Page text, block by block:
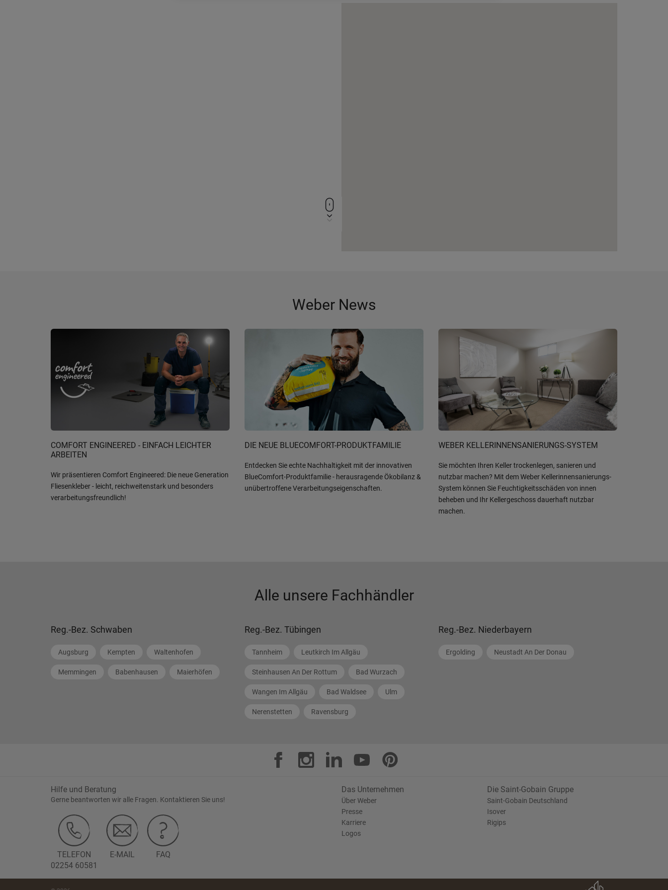
Weber News
COMFORT ENGINEERED - EINFACH LEICHTER
ARBEITEN
Wir präsentieren Comfort Engineered: Die neue Generation
Fliesenkleber - leicht, reichweitenstark und besonders
verarbeitungsfreundlich!
DIE NEUE BLUECOMFORT-PRODUKTFAMILIE
Entdecken Sie echte Nachhaltigkeit mit der innovativen
BlueComfort-Produktfamilie - herausragende Ökobilanz &
unübertroffene Verarbeitungseigenschaften.
WEBER KELLERINNENSANIERUNGS-SYSTEM
Sie möchten Ihren Keller trockenlegen, sanieren und
nutzbar machen? Mit dem Weber Kellerinnensanierungs-
System können Sie Feuchtigkeitsschäden von innen
beheben und Ihr Kellergeschoss dauerhaft nutzbar
machen.
Alle unsere Fachhändler
Reg.-Bez. Schwaben
Augsburg Kempten Waltenhofen
Memmingen Babenhausen Maierhöfen
Reg.-Bez. Tübingen
Tannheim Leutkirch Im Allgäu
Steinhausen An Der Rottum Bad Wurzach
Wangen Im Allgäu Bad Waldsee Ulm
Nerenstetten Ravensburg
Reg.-Bez. Niederbayern
Ergolding Neustadt An Der Donau
Hilfe und Beratung
Gerne beantworten wir alle Fragen. Kontaktieren Sie uns!
TELEFON
02254 60581
E-MAIL FAQ
Das Unternehmen
Über Weber
Presse
Karriere
Logos
Die Saint-Gobain Gruppe
Saint-Gobain Deutschland
Isover
Rigips